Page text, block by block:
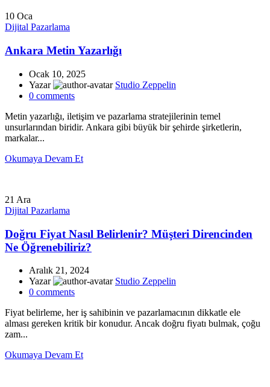
10 Oca
Dijital Pazarlama
Ankara Metin Yazarlığı
Ocak 10, 2025
Yazar
Studio Zeppelin
0 comments
Metin yazarlığı, iletişim ve pazarlama stratejilerinin temel
unsurlarından biridir. Ankara gibi büyük bir şehirde şirketlerin,
markalar...
Okumaya Devam Et
21 Ara
Dijital Pazarlama
Doğru Fiyat Nasıl Belirlenir? Müşteri Direncinden
Ne Öğrenebiliriz?
Aralık 21, 2024
Yazar
Studio Zeppelin
0 comments
Fiyat belirleme, her iş sahibinin ve pazarlamacının dikkatle ele
alması gereken kritik bir konudur. Ancak doğru fiyatı bulmak, çoğu
zam...
Okumaya Devam Et